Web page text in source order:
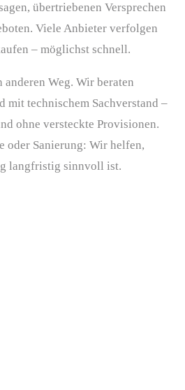
übertriebenen Versprechen
Viele Anbieter verfolgen
– möglichst schnell.
Weg. Wir beraten
mit technischem Sachverstand –
ohne versteckte Provisionen.
oder Sanierung: Wir helfen,
langfristig sinnvoll ist.